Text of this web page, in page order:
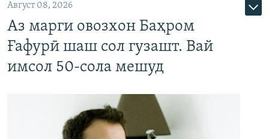
Август 08, 2026
Аз марги овозхон Баҳром
Ғафурӣ шаш сол гузашт. Вай
имсол 50-сола мешуд